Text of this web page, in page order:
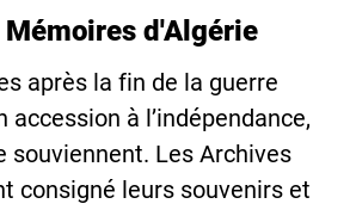
d'Algérie
après la fin de la guerre
accession à l’indépendance,
souviennent. Les Archives
consigné leurs souvenirs et